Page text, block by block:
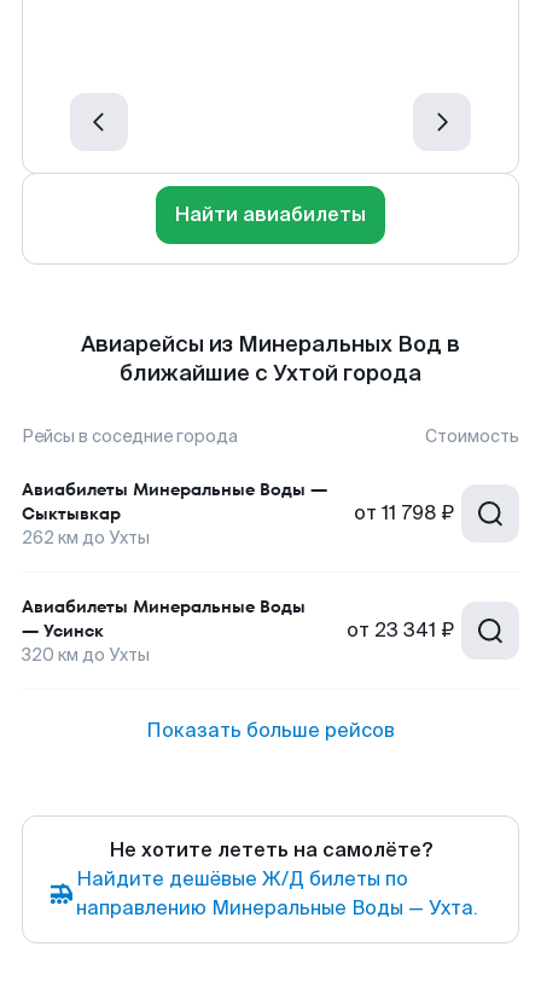
Найти авиабилеты
Авиарейсы из Минеральных Вод в
ближайшие с Ухтой города
Рейсы в соседние города Стоимость
Авиабилеты Минеральные Воды —
Сыктывкар
262 км до Ухты
от 11 798 ₽
Авиабилеты Минеральные Воды
— Усинск
320 км до Ухты
от 23 341 ₽
Показать больше рейсов
Не хотите лететь на самолёте?
Найдите дешёвые Ж/Д билеты по
направлению Минеральные Воды — Ухта.